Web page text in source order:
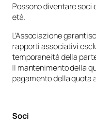
Possono diventare soci
età.
L’Associazione
rapporti associativi
temporaneità della
Il mantenimento della
pagamento della quota
Soci